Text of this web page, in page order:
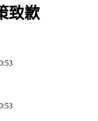
致歉